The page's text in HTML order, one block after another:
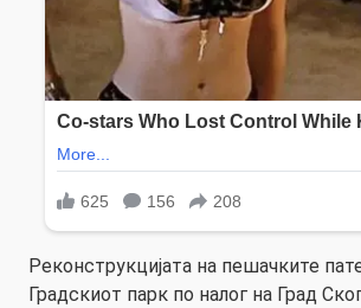
Реконструкцијата на пешачките
Градскиот парк по налог на Град